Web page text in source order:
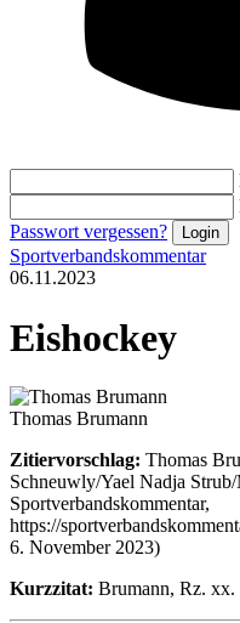
Passwort vergessen?
Sportverbandskommentar
06.11.2023
Eishockey
Thomas Brumann
Zitiervorschlag: Thomas
Schneuwly/Yael Nadja
Sportverbandskommentar,
https://
6. November 2023)
Kurzzitat: Brumann, Rz. xx.